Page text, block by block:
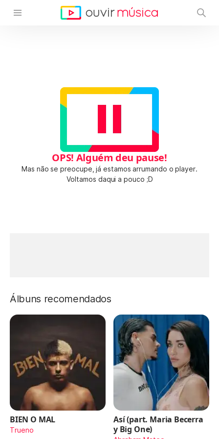
OPS! Alguém deu pause!
Mas não se preocupe, já estamos arrumando o player.
Voltamos daqui a pouco ;D
Álbuns recomendados
BIEN O MAL
Trueno
Así (part. Maria Becerra
y Big One)